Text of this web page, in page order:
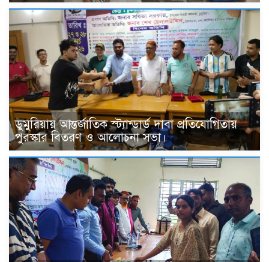
ডুমুরিয়ায় আন্তর্জাতিক স্ট্যান্ডার্ড দাবা প্রতিযোগিতায়
পুরস্কার বিতরণ ও আলোচনা সভা।